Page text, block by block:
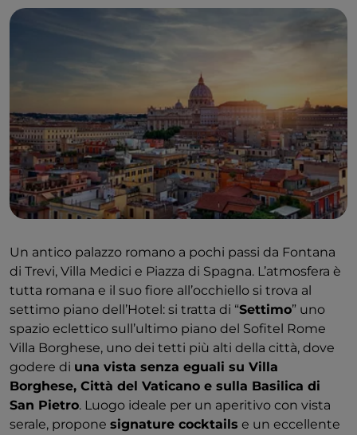
Un antico palazzo romano a pochi passi da Fontana
di Trevi, Villa Medici e Piazza di Spagna. L’atmosfera è
tutta romana e il suo fiore all’occhiello si trova al
settimo piano dell’Hotel: si tratta di “Settimo” uno
spazio eclettico sull’ultimo piano del Sofitel Rome
Villa Borghese, uno dei tetti più alti della città, dove
godere di una vista senza eguali su Villa
Borghese, Città del Vaticano e sulla Basilica di
San Pietro. Luogo ideale per un aperitivo con vista
serale, propone signature cocktails e un eccellente